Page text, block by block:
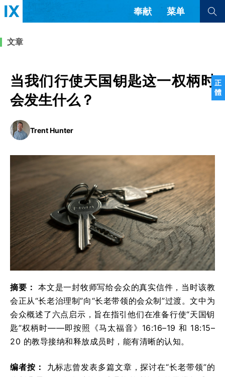
正
體
奉献 菜单
来信
教会带领
福音传讲与宣教 成员制与教会纪律
团契生活与祷告
查看全部
查看全部
葡萄牙语
俄语
乌兹别克语
达里语
波斯语
法语
罗马尼亚语
波兰语
意大利语
德语
土耳其语
阿拉伯语
阿尔巴尼亚语
塞尔维亚语 柬埔寨语
文章
当我们行使天国钥匙这一权柄时
会发生什么？
Trent Hunter
摘要： 本文是一封牧师写给会众的真实信件，当时该教
会正从“长老治理制”向“长老带领的会众制”过渡。文中为
会众概述了六点启示，旨在指引他们在准备行使“天国钥
匙”权柄时——即按照《马太福音》16:16–19 和 18:15–
20 的教导接纳和释放成员时，能有清晰的认知。
编者按：
九标志曾发表多篇文章，探讨在“长老带领”的